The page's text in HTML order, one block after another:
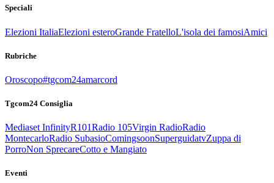
Speciali
Elezioni ItaliaElezioni esteroGrande FratelloL'isola dei famosiAmici
Rubriche
Oroscopo#tgcom24amarcord
Tgcom24 Consiglia
Mediaset InfinityR101Radio 105Virgin RadioRadio
MontecarloRadio SubasioComingsoonSuperguidatvZuppa di
PorroNon SprecareCotto e Mangiato
Eventi